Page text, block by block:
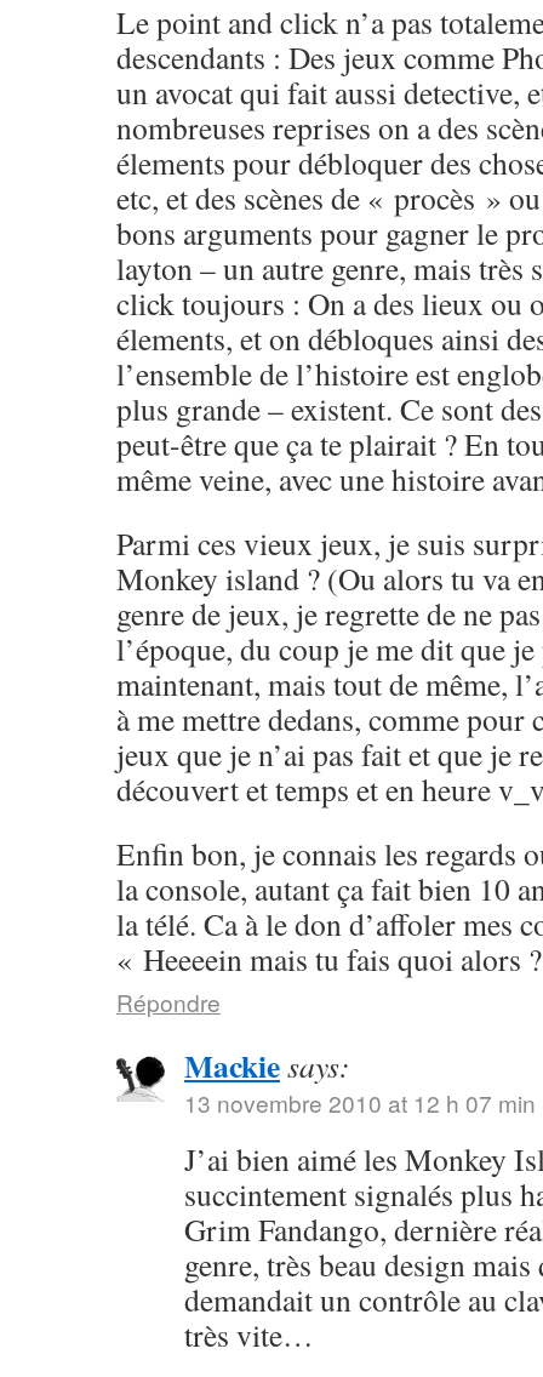
Le point and click n’a pas
descendants : Des jeux comme
un avocat qui fait aussi detective,
nombreuses reprises on a des
élements pour débloquer des
etc, et des scènes de « procès »
bons arguments pour gagner le
layton – un autre genre, mais très
click toujours : On a des lieux ou
élements, et on débloques ainsi
l’ensemble de l’histoire est
plus grande – existent. Ce sont
peut-être que ça te plairait ? En
même veine, avec une histoire
Parmi ces vieux jeux, je suis
Monkey island ? (Ou alors tu va
genre de jeux, je regrette de ne
l’époque, du coup je me dit que
maintenant, mais tout de même,
à me mettre dedans, comme pour
jeux que je n’ai pas fait et que je
découvert et temps et en heure
Enfin bon, je connais les regards
la console, autant ça fait bien 10
la télé. Ca à le don d’affoler mes
« Heeeein mais tu fais quoi alors
Répondre
Mackiesays:
13 novembre 2010 at 12 h 07 min
J’ai bien aimé les Monkey
succintement signalés plus
Grim Fandango, dernière
genre, très beau design
demandait un contrôle au
très vite…